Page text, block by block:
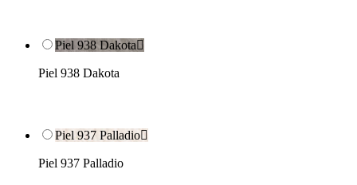
Piel 938 Dakota
Piel 938 Dakota
Piel 937 Palladio
Piel 937 Palladio